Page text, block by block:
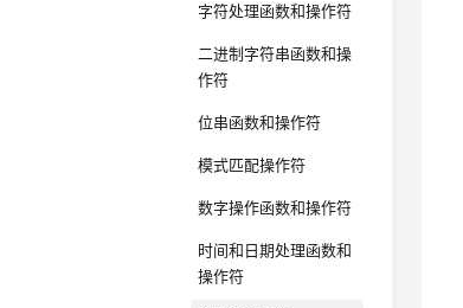
字符处理函数和操作符
二进制字符串函数和操
作符
位串函数和操作符
模式匹配操作符
数字操作函数和操作符
时间和日期处理函数和
操作符